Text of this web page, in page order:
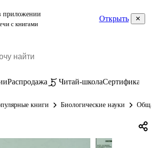
приложении
с книгами
Открыть
Распродажа Читай-школаСертификаты
книги Биологические науки